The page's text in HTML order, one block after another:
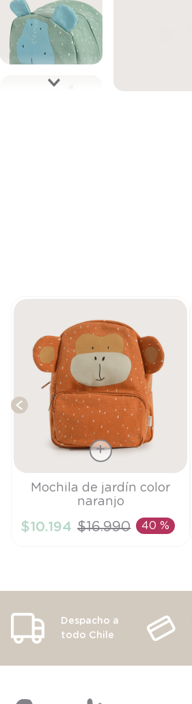
Talla
AÑADIR AL CARRITO
Mochila de jardín color
naranjo
$10.194 $16.990 40 %
Despacho a
todo Chile